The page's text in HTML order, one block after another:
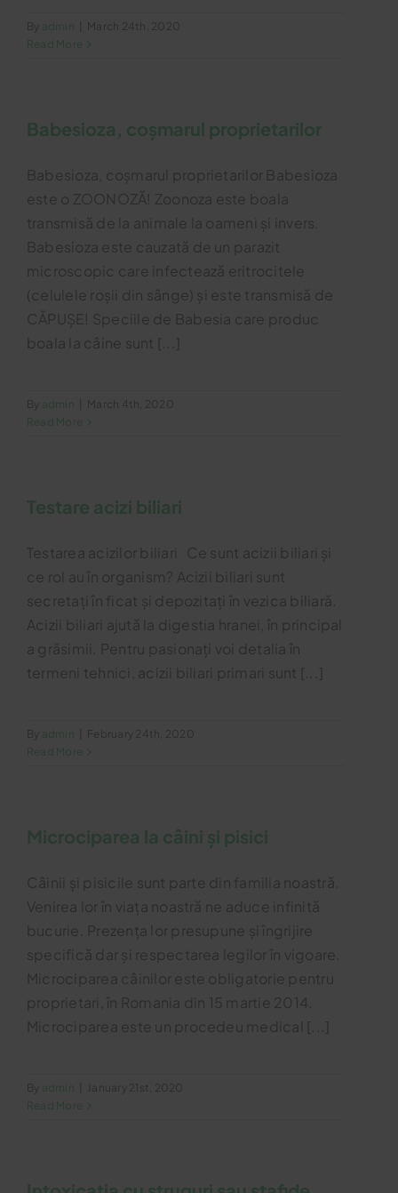
admin
March 24th, 2020
Read More
Babesioza, coșmarul proprietarilor
Babesioza, coșmarul proprietarilor Babesioza
este o ZOONOZĂ! Zoonoza este boala
transmisă de la animale la oameni și invers.
Babesioza este cauzată de un parazit
microscopic care infectează eritrocitele
(celulele roșii din sânge) și este transmisă de
CĂPUȘE! Speciile de Babesia care produc
boala la câine sunt [...]
admin
March 4th, 2020
Read More
Testare acizi biliari
Testarea acizilor biliari Ce sunt acizii biliari și
ce rol au în organism? Acizii biliari sunt
secretați în ficat și depozitați în vezica biliară.
Acizii biliari ajută la digestia hranei, în principal
a grăsimii. Pentru pasionați voi detalia în
termeni tehnici, acizii biliari primari sunt [...]
admin
February 24th, 2020
Read More
Microciparea la câini și pisici
Câinii și pisicile sunt parte din familia noastră.
Venirea lor în viața noastră ne aduce infinită
bucurie. Prezența lor presupune și îngrijire
specifică dar și respectarea legilor în vigoare.
Microciparea câinilor este obligatorie pentru
proprietari, în Romania din 15 martie 2014.
Microciparea este un procedeu medical [...]
admin
January 21st, 2020
Read More